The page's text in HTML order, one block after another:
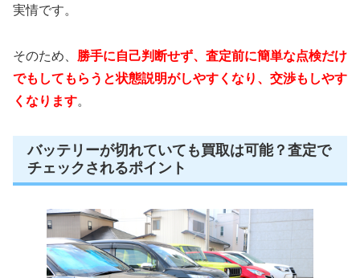
実情です。
そのため、 勝手に自己判断せず、査定前に簡単な点検だけ
でもしてもらうと状態説明がしやすくなり、交渉もしやす
くなります。
バッテリーが切れていても買取は可能？査定で
チェックされるポイント